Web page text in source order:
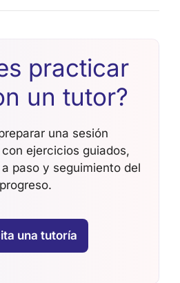
practicar
un tutor?
una sesión
ejercicios guiados,
paso y seguimiento del
progreso.
una tutoría